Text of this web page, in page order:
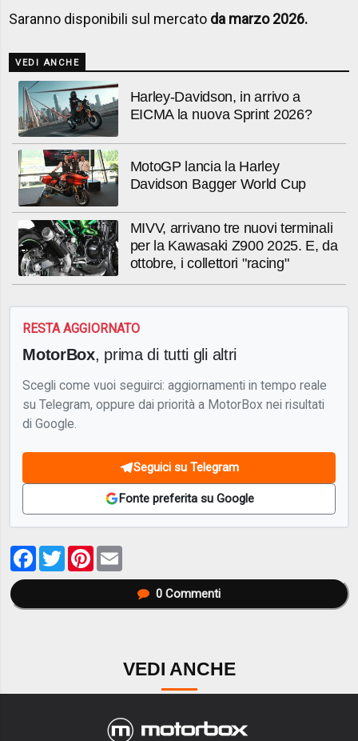
Saranno disponibili sul mercato da marzo 2026.
VEDI ANCHE
Harley-Davidson, in arrivo a
EICMA la nuova Sprint 2026?
MotoGP lancia la Harley
Davidson Bagger World Cup
MIVV, arrivano tre nuovi terminali
per la Kawasaki Z900 2025. E, da
ottobre, i collettori "racing"
RESTA AGGIORNATO
MotorBox, prima di tutti gli altri
Scegli come vuoi seguirci: aggiornamenti in tempo reale
su Telegram, oppure dai priorità a MotorBox nei risultati
di Google.
Seguici su Telegram
Fonte preferita su Google
Facebook
TwitterPinterest
0Commenti
VEDI ANCHE